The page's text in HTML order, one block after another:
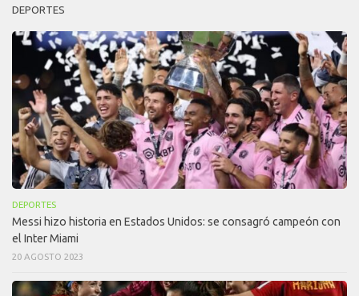
DEPORTES
DEPORTES
Messi hizo historia en Estados Unidos: se consagró campeón con
el Inter Miami
20 AGOSTO 2023